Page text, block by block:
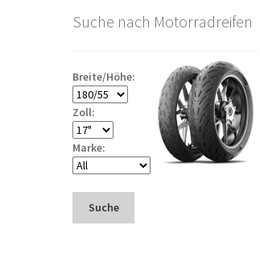
Suche nach Motorradreifen
Breite/Höhe:
Zoll:
Marke:
Suche